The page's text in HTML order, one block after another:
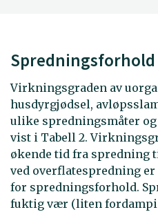
Virkningsgraden av
husdyrgjødsel,
ulike spredningsmåter
vist i Tabell 2.
økende tid fra spredning
ved overflatespredning
for spredningsforhold.
fuktig vær (liten